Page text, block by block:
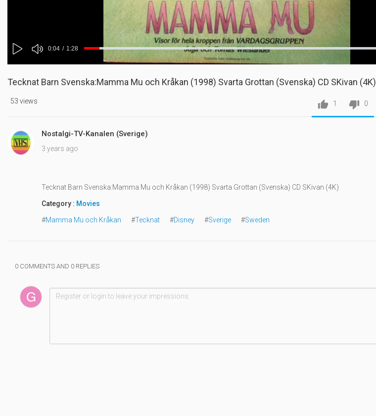
Play
MuteCurrent
Time
0:04 / Duration
1:28 Loaded:
Progress:
Tecknat Barn Svenska:Mamma Mu och Kråkan (1998) Svarta Grottan (Svenska) CD SKivan (4K)
53 views  1  0
Nostalgi-TV-Kanalen (Sverige)
3 years ago
Tecknat Barn Svenska:Mamma Mu och Kråkan (1998) Svarta Grottan (Svenska) CD SKivan (4K)
Category : Movies
#Mamma Mu och Kråkan #Tecknat #Disney #Sverige #Sweden
0 COMMENTS AND 0 REPLIES